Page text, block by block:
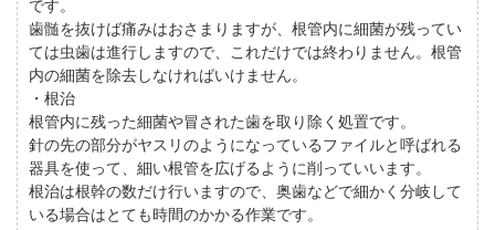
歯髄を抜けば痛みはおさまりますが、根管内に細菌が残ってい
ては虫歯は進行しますので、これだけでは終わりません。根管
内の細菌を除去しなければいけません。
・根治
根管内に残った細菌や冒された歯を取り除く処置です。
針の先の部分がヤスリのようになっているファイルと呼ばれる
器具を使って、細い根管を広げるように削っていいます。
根治は根幹の数だけ行いますので、奥歯などで細かく分岐して
いる場合はとても時間のかかる作業です。